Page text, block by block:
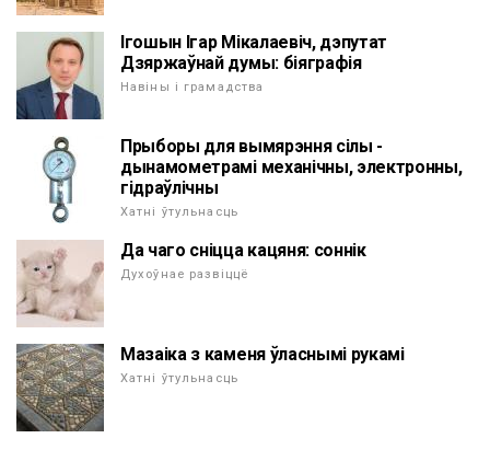
Ігошын Ігар Мікалаевіч, дэпутат
Дзяржаўнай думы: біяграфія
Навіны і грамадства
Прыборы для вымярэння сілы -
дынамометрамі механічны, электронны,
гідраўлічны
Хатні ўтульнасць
Да чаго сніцца кацяня: соннік
Духоўнае развіццё
Мазаіка з каменя ўласнымі рукамі
Хатні ўтульнасць